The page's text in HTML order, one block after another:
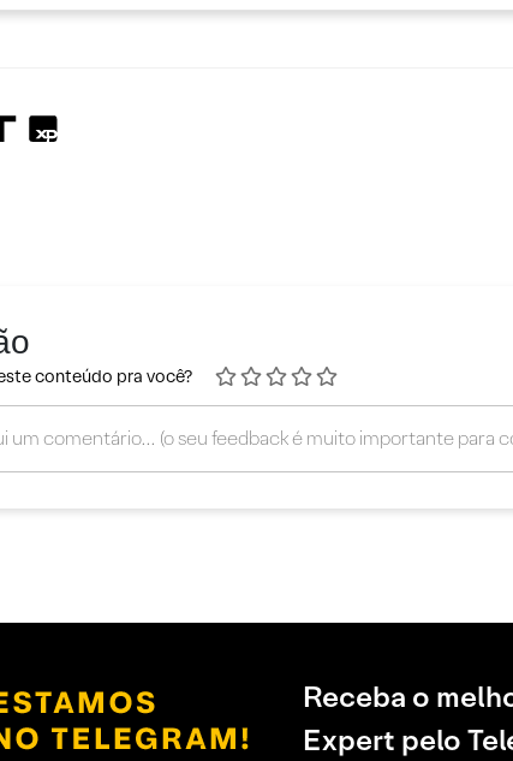
conteúdo pra você?
Receba o
Expert pelo